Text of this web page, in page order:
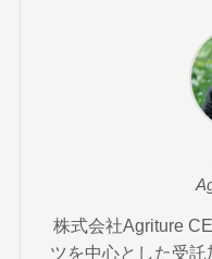
株式会社Agriture
ツを中心とした受